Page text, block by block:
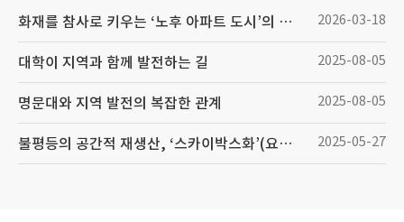
화재를 참사로 키우는 ‘노후 아파트 도시’의 민낯 2026-03-18
대학이 지역과 함께 발전하는 길 2025-08-05
명문대와 지역 발전의 복잡한 관계 2025-08-05
불평등의 공간적 재생산, ‘스카이박스화’(요약) 2025-05-27